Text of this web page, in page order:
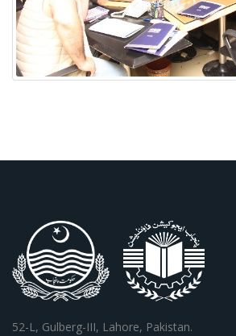
52-L, Gulberg-III, Lahore, Pakistan.